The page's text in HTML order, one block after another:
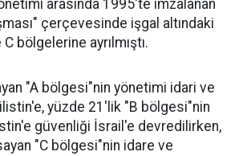
arasında 1995'te imzalanan
çerçevesinde işgal altındaki
C bölgelerine ayrılmıştı.
"A bölgesi"nin yönetimi idari ve
yüzde 21'lik "B bölgesi"nin
güvenliği İsrail'e devredilirken,
"C bölgesi"nin idare ve